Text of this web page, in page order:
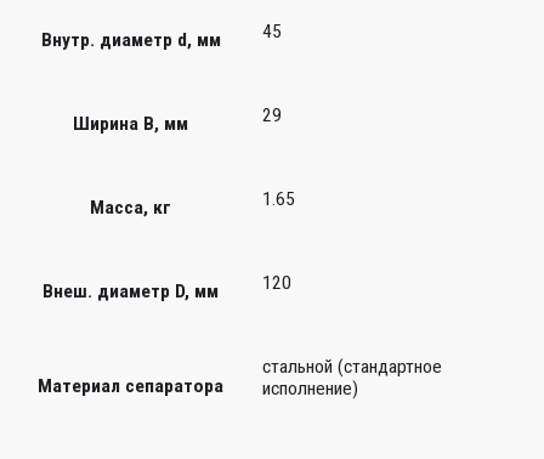
Внутр. диаметр d, мм 45
Ширина B, мм 29
Масса, кг 1.65
Внеш. диаметр D, мм 120
Материал сепаратора
стальной (стандартное
исполнение)